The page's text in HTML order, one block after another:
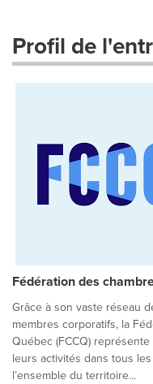
Profil de
Fédération des
Grâce à son vaste réseau
membres corporatifs, la
Québec (FCCQ)
leurs activités dans tous
l’ensemble du territoire...